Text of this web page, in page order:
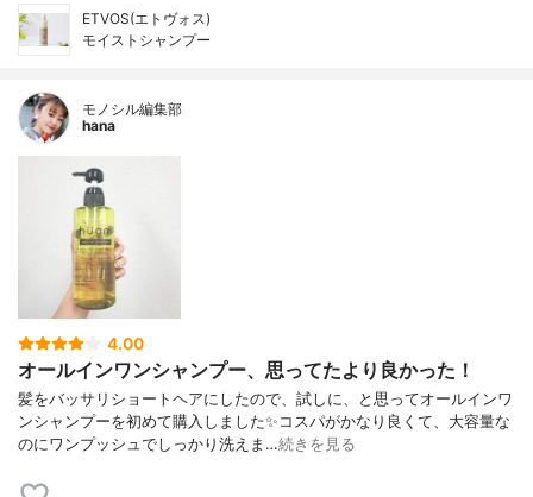
ETVOS(エトヴォス)
モイストシャンプー
モノシル編集部
hana
4.00
オールインワンシャンプー、思ってたより良かった！
髪をバッサリショートヘアにしたので、試しに、と思ってオールインワ
ンシャンプーを初めて購入しました✨コスパがかなり良くて、大容量な
のにワンプッシュでしっかり洗えま…続きを見る